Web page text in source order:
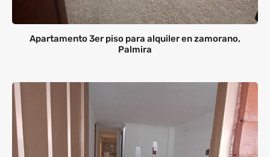
Apartamento 3er piso para alquiler en zamorano,
Palmira